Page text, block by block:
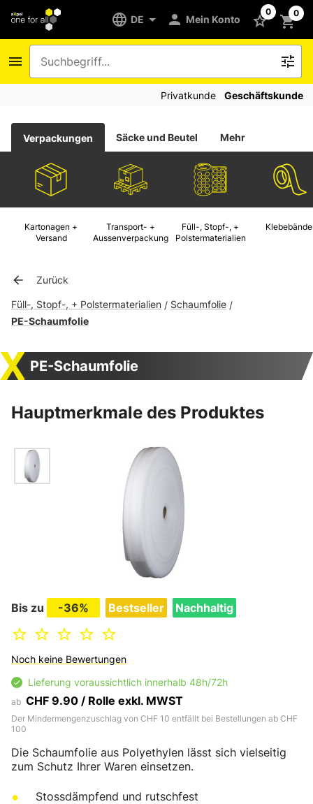
DE Mein Konto
0 0
Privatkunde Geschäftskunde
Verpackungen Säcke und Beutel Mehr
Kartonagen +
Versand
Transport- +
Aussenverpackung
Füll-, Stopf-, +
Polstermaterialien
Zurück
Füll-, Stopf-, + Polstermaterialien / Schaumfolie /
PE-Schaumfolie
PE-Schaumfolie
Hauptmerkmale des Produktes
Bis zu -36% Bestseller Nachhaltig
Noch keine Bewertungen
Lieferung voraussichtlich innerhalb 48h/72h
ab CHF 9.90 / Rolle exkl. MWST
Der Mindermengenzuschlag von CHF 10 entfällt bei Bestellungen ab CHF
100
Die Schaumfolie aus Polyethylen lässt sich vielseitig
zum Schutz Ihrer Waren einsetzen.
Stossdämpfend und rutschfest